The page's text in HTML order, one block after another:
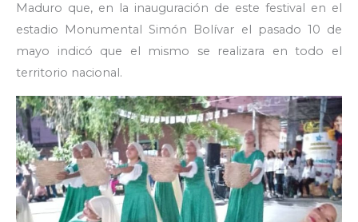
Maduro que, en la inauguración de este festival en el
estadio Monumental Simón Bolívar el pasado 10 de
mayo indicó que el mismo se realizara en todo el
territorio nacional.